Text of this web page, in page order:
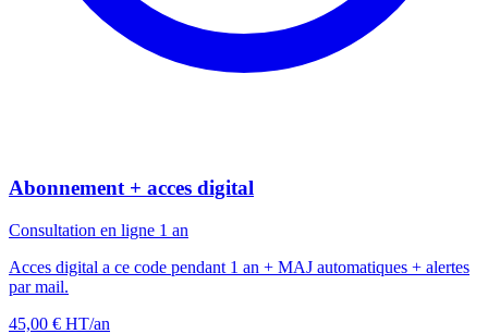
Abonnement + acces digital
Consultation en ligne 1 an
Acces digital a ce code pendant 1 an + MAJ automatiques + alertes
par mail.
45,00 € HT/an